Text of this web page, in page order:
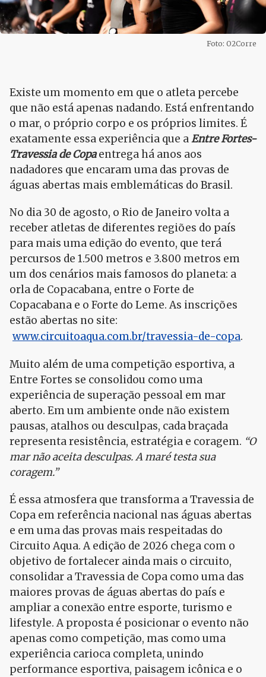
Foto: O2Corre
Existe um momento em que o atleta percebe
que não está apenas nadando. Está enfrentando
o mar, o próprio corpo e os próprios limites. É
exatamente essa experiência que aEntre Fortes-
Travessia de Copa entrega há anos aos
nadadores que encaram uma das provas de
águas abertas mais emblemáticas do Brasil.
No dia 30 de agosto, o Rio de Janeiro volta a
receber atletas de diferentes regiões do país
para mais uma edição do evento, que terá
percursos de 1.500 metros e 3.800 metros em
um dos cenários mais famosos do planeta: a
orla de Copacabana, entre o Forte de
Copacabana e o Forte do Leme. As inscrições
estão abertas no site:
www.circuitoaqua.com.br/travessia-de-copa.
Muito além de uma competição esportiva, a
Entre Fortes se consolidou como uma
experiência de superação pessoal em mar
aberto. Em um ambiente onde não existem
pausas, atalhos ou desculpas, cada braçada
representa resistência, estratégia e coragem. “O
mar não aceita desculpas. A maré testa sua
coragem.”
É essa atmosfera que transforma a Travessia de
Copa em referência nacional nas águas abertas
e em uma das provas mais respeitadas do
Circuito Aqua. A edição de 2026 chega com o
objetivo de fortalecer ainda mais o circuito,
consolidar a Travessia de Copa como uma das
maiores provas de águas abertas do país e
ampliar a conexão entre esporte, turismo e
lifestyle. A proposta é posicionar o evento não
apenas como competição, mas como uma
experiência carioca completa, unindo
performance esportiva, paisagem icônica e o